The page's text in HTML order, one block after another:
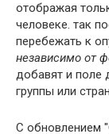
отображая
человеке. так
перебежать к
независимо от
добавят и поле
группы или
С обновлением